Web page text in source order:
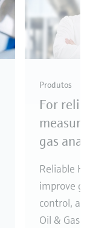
Produtos
For
gas
Reliable H
improve
control,
Oil & Gas